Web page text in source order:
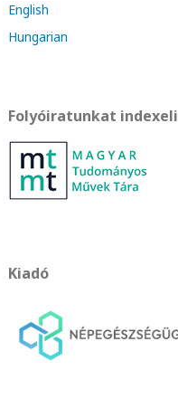
English
Hungarian
Folyóiratunkat indexeli
Kiadó